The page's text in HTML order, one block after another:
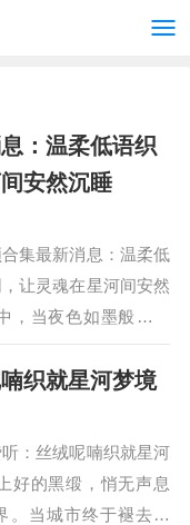
：温柔低语织
安然沉睡
集最新消息：温柔低
让灵魂在星河间安然
，当夜色如墨般铺展
魂仍被失眠的荆棘紧
谧的时刻，酥酥学姐
织就星河梦境
：丝绒呢喃织就星河
好的黑缎，悄无声息
。当城市终于褪去喧